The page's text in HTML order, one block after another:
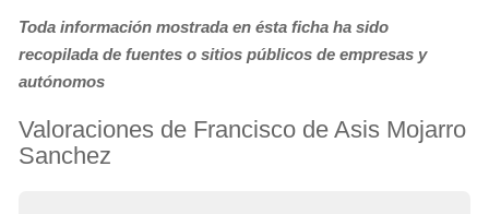
Toda información mostrada en ésta ficha ha sido
recopilada de fuentes o sitios públicos de empresas y
autónomos
Valoraciones de Francisco de Asis Mojarro
Sanchez